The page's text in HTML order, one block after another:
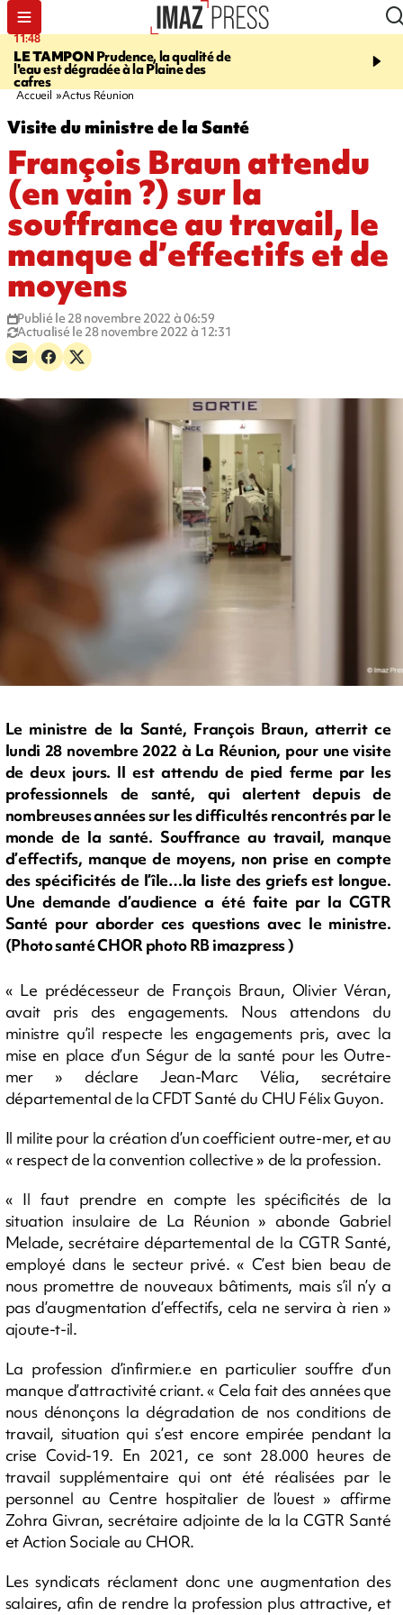
11:48
LE TAMPON Prudence, la qualité de
l'eau est dégradée à la Plaine des
cafres
12:48
Cap Lahoussaye du 10
Accueil Actus Réunion
Visite du ministre de la Santé
François Braun attendu
(en vain ?) sur la
souffrance au travail, le
manque d’effectifs et de
moyens
Publié le 28 novembre 2022 à 06:59
Actualisé le 28 novembre 2022 à 12:31
Le ministre de la Santé, François Braun, atterrit ce
lundi 28 novembre 2022 à La Réunion, pour une visite
de deux jours. Il est attendu de pied ferme par les
professionnels de santé, qui alertent depuis de
nombreuses années sur les difficultés rencontrés par le
monde de la santé. Souffrance au travail, manque
d’effectifs, manque de moyens, non prise en compte
des spécificités de l’île…la liste des griefs est longue.
Une demande d’audience a été faite par la CGTR
Santé pour aborder ces questions avec le ministre.
(Photo santé CHOR photo RB imazpress )
« Le prédécesseur de François Braun, Olivier Véran,
avait pris des engagements. Nous attendons du
ministre qu’il respecte les engagements pris, avec la
mise en place d’un Ségur de la santé pour les Outre-
mer » déclare Jean-Marc Vélia, secrétaire
départemental de la CFDT Santé du CHU Félix Guyon.
Il milite pour la création d’un coefficient outre-mer, et au
« respect de la convention collective » de la profession.
« Il faut prendre en compte les spécificités de la
situation insulaire de La Réunion » abonde Gabriel
Melade, secrétaire départemental de la CGTR Santé,
employé dans le secteur privé. « C’est bien beau de
nous promettre de nouveaux bâtiments, mais s’il n’y a
pas d’augmentation d’effectifs, cela ne servira à rien »
ajoute-t-il.
La profession d’infirmier.e en particulier souffre d’un
manque d’attractivité criant. « Cela fait des années que
nous dénonçons la dégradation de nos conditions de
travail, situation qui s’est encore empirée pendant la
crise Covid-19. En 2021, ce sont 28.000 heures de
travail supplémentaire qui ont été réalisées par le
personnel au Centre hospitalier de l’ouest » affirme
Zohra Givran, secrétaire adjointe de la la CGTR Santé
et Action Sociale au CHOR.
Les syndicats réclament donc une augmentation des
salaires, afin de rendre la profession plus attractive, et